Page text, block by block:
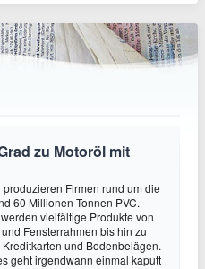
zu Motoröl mit
produzieren Firmen rund um die
60 Millionen Tonnen PVC.
vielfältige Produkte von
Fensterrahmen bis hin zu
Kreditkarten und Bodenbelägen.
geht irgendwann einmal kaputt